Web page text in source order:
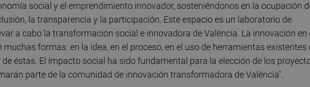
social y el emprendimiento innovador, sosteniéndonos en la ocupación
la transparencia y la participación. Este espacio es un laboratorio de
a cabo la transformación social e innovadora de València. La innovación en
muchas formas: en la idea, en el proceso, en el uso de herramientas existentes
éstas. El impacto social ha sido fundamental para la elección de los
parte de la comunidad de innovación transformadora de València".